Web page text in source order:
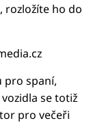
rozložíte ho do
pro spaní,
se totiž
pro večeři